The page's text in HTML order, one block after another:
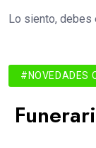
Lo siento, debes
#NOVEDADES